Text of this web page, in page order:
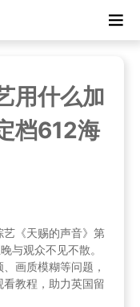
用什么加
档612海
《天赐的声音》第
与观众不见不散。
画质模糊等问题，
教程，助力英国留